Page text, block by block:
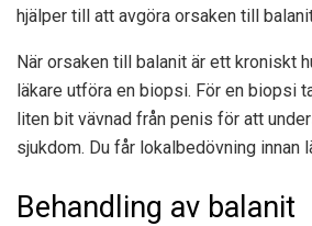
hjälper till att avgöra orsaken till
När orsaken till balanit är ett kroniskt
läkare utföra en biopsi. För en biopsi
liten bit vävnad från penis för att
sjukdom. Du får lokalbedövning innan
Behandling av balanit